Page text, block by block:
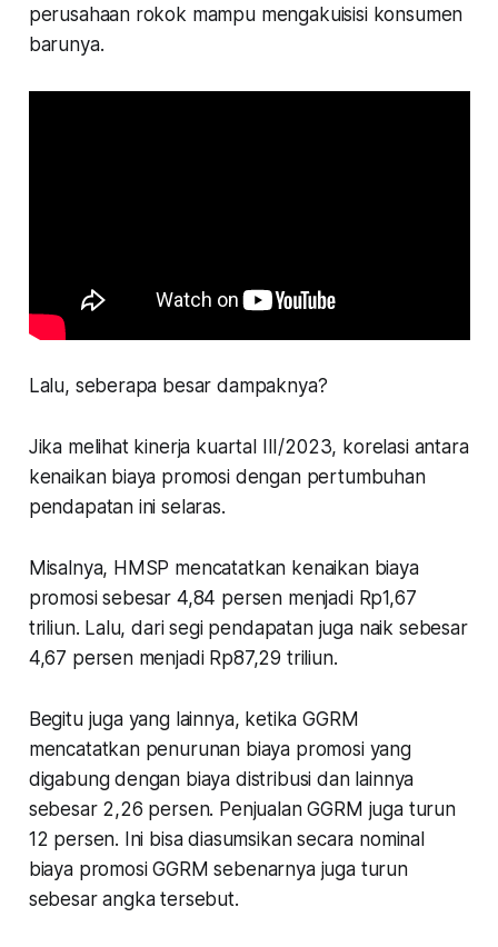
perusahaan rokok mampu mengakuisisi konsumen
barunya.
Lalu, seberapa besar dampaknya?
Jika melihat kinerja kuartal III/2023, korelasi antara
kenaikan biaya promosi dengan pertumbuhan
pendapatan ini selaras.
Misalnya, HMSP mencatatkan kenaikan biaya
promosi sebesar 4,84 persen menjadi Rp1,67
triliun. Lalu, dari segi pendapatan juga naik sebesar
4,67 persen menjadi Rp87,29 triliun.
Begitu juga yang lainnya, ketika GGRM
mencatatkan penurunan biaya promosi yang
digabung dengan biaya distribusi dan lainnya
sebesar 2,26 persen. Penjualan GGRM juga turun
12 persen. Ini bisa diasumsikan secara nominal
biaya promosi GGRM sebenarnya juga turun
sebesar angka tersebut.